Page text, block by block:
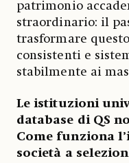
patrimonio
straordinario: il
trasformare
consistenti e
stabilmente ai
Le istituzioni
database di QS
Come funziona
società a